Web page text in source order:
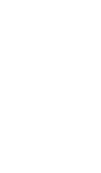
ท.